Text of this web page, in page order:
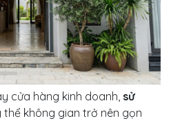
cửa hàng kinh doanh, sử
thể không gian trở nên gọn